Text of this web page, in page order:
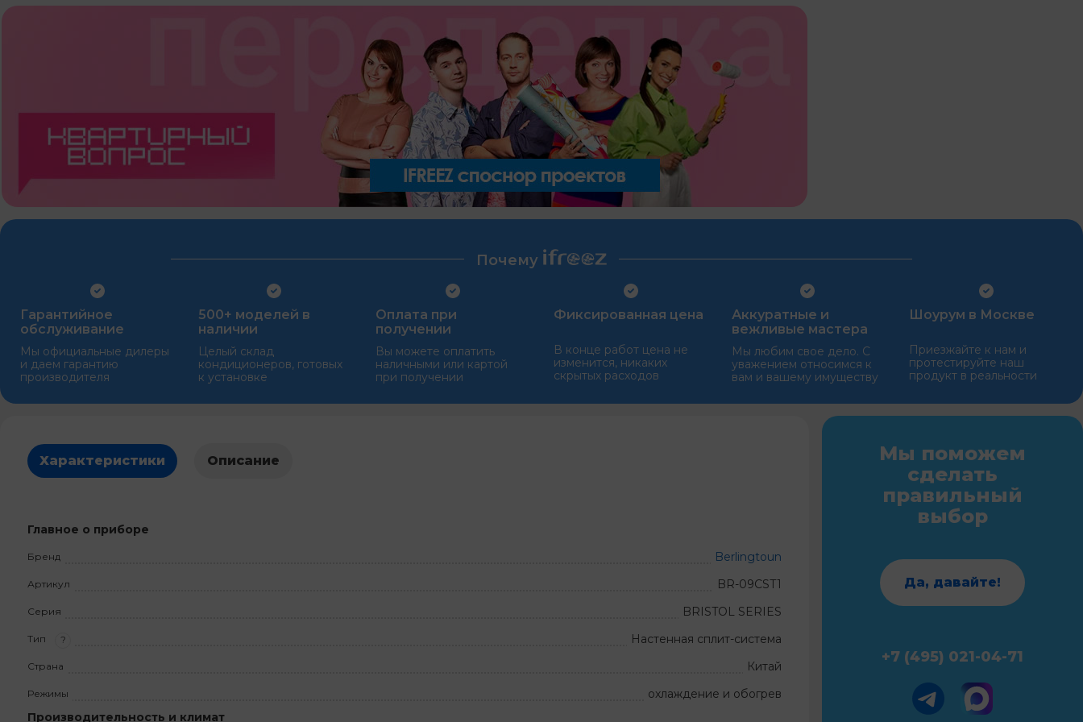
Почему
Гарантийное
обслуживание
Мы официальные дилеры
и даем гарантию
производителя
500+ моделей в
наличии
Целый склад
кондиционеров, готовых
к установке
Оплата при
получении
Вы можете оплатить
наличными или картой
при получении
Фиксированная цена
В конце работ цена не
изменится, никаких
скрытых расходов
Аккуратные и
вежливые мастера
Мы любим свое дело. С
уважением относимся к
вам и вашему имуществу
Шоурум в Москве
Приезжайте к нам и
протестируйте наш
продукт в реальности
Характеристики Описание
Главное о приборе
Бренд Berlingtoun
Артикул BR-09CST1
Серия BRISTOL SERIES
Тип ? Настенная сплит-система
Страна Китай
Режимы
охлаждение и обогрев
Производительность и климат
Мы поможем
сделать
правильный
выбор
Да, давайте!
+7 (495) 021-04-71